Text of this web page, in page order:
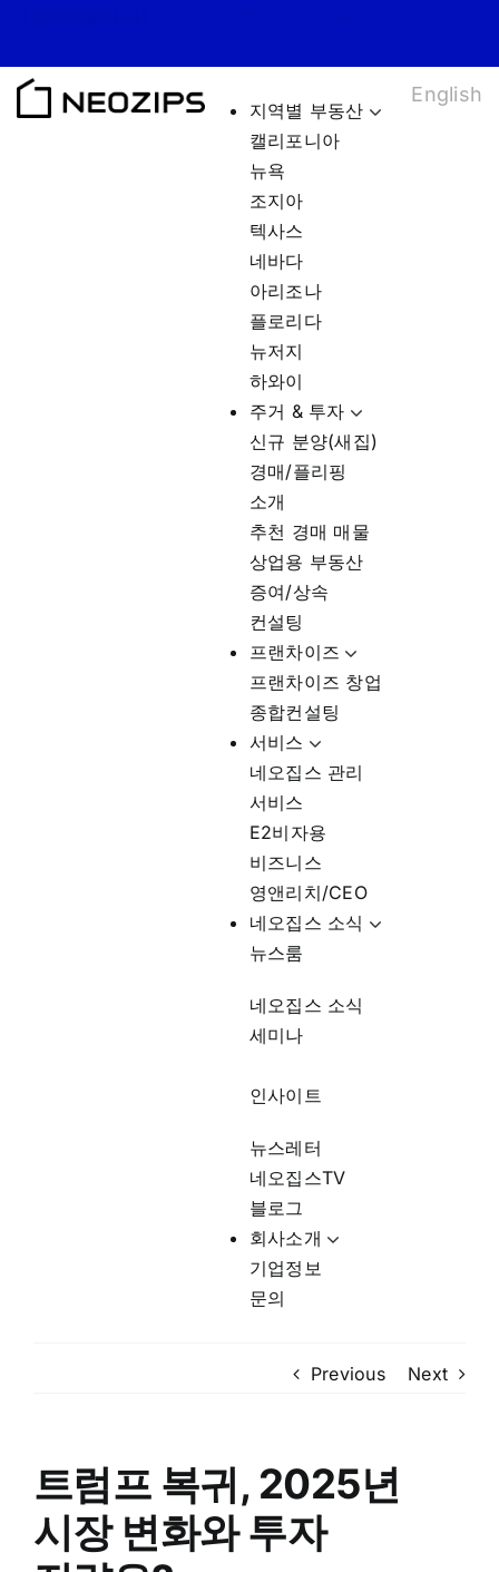
content
캘리포니아
뉴욕
조지아
텍사스
네바다
아리조나
플로리다
뉴저지
하와이
주거 & 투자
신규 분양(새집)
경매/플리핑
소개
추천 경매 매물
상업용 부동산
증여/상속
컨설팅
프랜차이즈
프랜차이즈 창업
종합컨설팅
서비스
네오집스 관리
서비스
E2비자용
비즈니스
영앤리치/CEO
네오집스 소식
뉴스룸
세미나
네오집스TV
블로그
회사소개
기업정보
문의
시장 변화와 투자
전략은?